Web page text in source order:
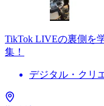
TikTok LIVEの裏側を
集！
デジタル・クリ